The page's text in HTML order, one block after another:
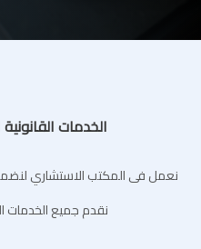
الخدمات
نعمل فى المكتب الاستشاري
نقدم جميع الخدمات